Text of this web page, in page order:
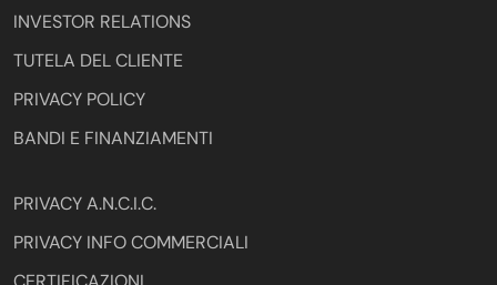
INVESTOR RELATIONS
TUTELA DEL CLIENTE
PRIVACY POLICY
BANDI E FINANZIAMENTI
PRIVACY A.N.C.I.C.
PRIVACY INFO COMMERCIALI